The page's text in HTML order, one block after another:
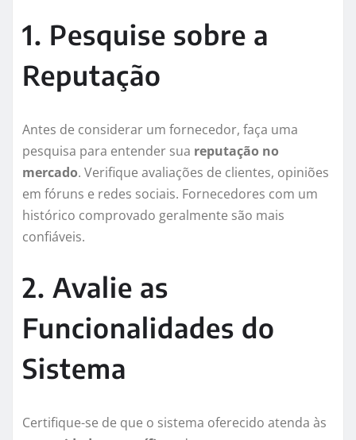
1. Pesquise sobre a
Reputação
Antes de considerar um fornecedor, faça uma
pesquisa para entender sua reputação no
mercado. Verifique avaliações de clientes, opiniões
em fóruns e redes sociais. Fornecedores com um
histórico comprovado geralmente são mais
confiáveis.
2. Avalie as
Funcionalidades do
Sistema
Certifique-se de que o sistema oferecido atenda às